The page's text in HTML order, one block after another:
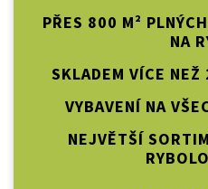
PŘES 800 M²
NA
SKLADEM VÍCE
VYBAVENÍ NA
NEJVĚTŠÍ